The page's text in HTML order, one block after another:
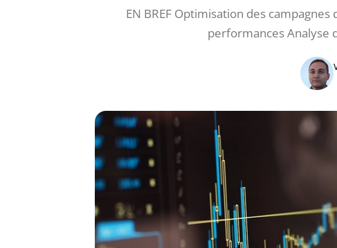
EN BREF Optimisation des
performances Analyse